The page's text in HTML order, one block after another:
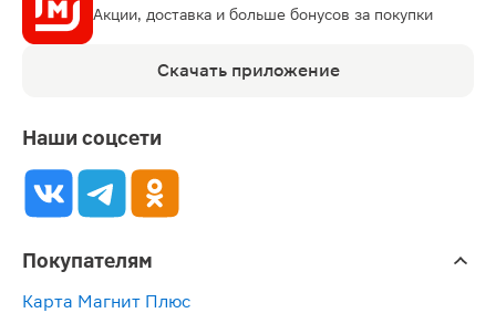
Акции, доставка и больше бонусов за покупки
Скачать приложение
Наши соцсети
Покупателям
Карта Магнит Плюс